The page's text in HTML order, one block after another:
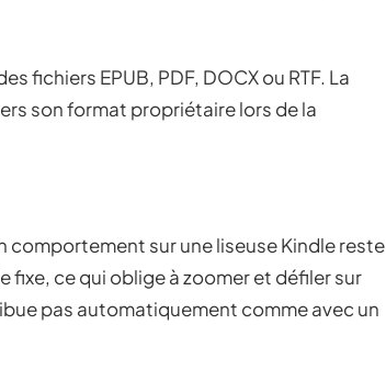
fichiers EPUB, PDF, DOCX ou RTF. La
son format propriétaire lors de la
comportement sur une liseuse Kindle reste
fixe, ce qui oblige à zoomer et défiler sur
pas automatiquement comme avec un